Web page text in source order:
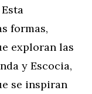
formas,
exploran las
y Escocia,
se inspiran